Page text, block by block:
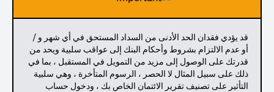
قد يؤدي فقدان الحد الأدنى من السداد المستحق في أي شهر و /
أو عدم الالتزام بشروط وأحكام البنك إلى عواقب سلبية ويحد من
قدرتك على الوصول إلى مزيد من التمويل في المستقبل ، بما في
ذلك على سبيل المثال لا الحصر ، الرسوم المتأخرة ، وهي سلبية
التأثير على تصنيف تقرير الائتمان الخاص بك ، ودخول حساب